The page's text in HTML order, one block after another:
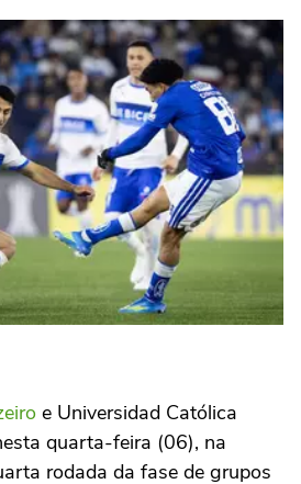
e Universidad Católica
quarta-feira (06), na
rodada da fase de grupos